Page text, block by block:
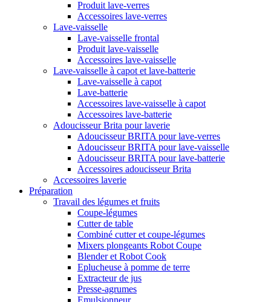
Produit lave-verres
Accessoires lave-verres
Lave-vaisselle
Lave-vaisselle frontal
Produit lave-vaisselle
Accessoires lave-vaisselle
Lave-vaisselle à capot et lave-batterie
Lave-vaisselle à capot
Lave-batterie
Accessoires lave-vaisselle à capot
Accessoires lave-batterie
Adoucisseur Brita pour laverie
Adoucisseur BRITA pour lave-verres
Adoucisseur BRITA pour lave-vaisselle
Adoucisseur BRITA pour lave-batterie
Accessoires adoucisseur Brita
Accessoires laverie
Préparation
Travail des légumes et fruits
Coupe-légumes
Cutter de table
Combiné cutter et coupe-légumes
Mixers plongeants Robot Coupe
Blender et Robot Cook
Eplucheuse à pomme de terre
Extracteur de jus
Presse-agrumes
Emulsionneur